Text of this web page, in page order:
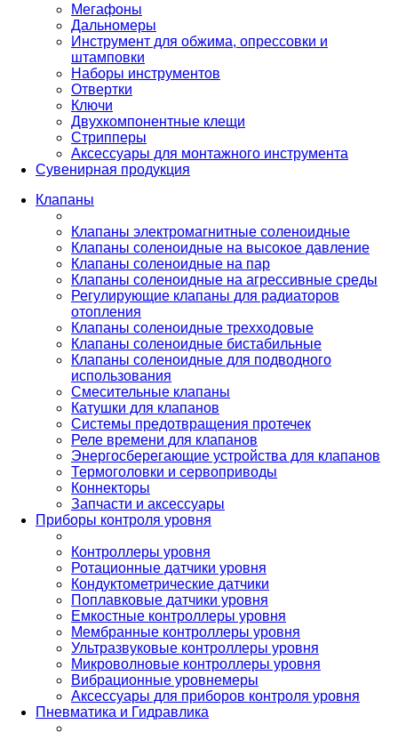
Мегафоны
Дальномеры
Инструмент для обжима, опрессовки и
штамповки
Наборы инструментов
Отвертки
Ключи
Двухкомпонентные клещи
Стрипперы
Аксессуары для монтажного инструмента
Сувенирная продукция
Клапаны
Клапаны электромагнитные соленоидные
Клапаны соленоидные на высокое давление
Клапаны соленоидные на пар
Клапаны соленоидные на агрессивные среды
Регулирующие клапаны для радиаторов
отопления
Клапаны соленоидные трехходовые
Клапаны соленоидные бистабильные
Клапаны соленоидные для подводного
использования
Смесительные клапаны
Катушки для клапанов
Системы предотвращения протечек
Реле времени для клапанов
Энергосберегающие устройства для клапанов
Термоголовки и сервоприводы
Коннекторы
Запчасти и аксессуары
Приборы контроля уровня
Контроллеры уровня
Ротационные датчики уровня
Кондуктометрические датчики
Поплавковые датчики уровня
Емкостные контроллеры уровня
Мембранные контроллеры уровня
Ультразвуковые контроллеры уровня
Микроволновые контроллеры уровня
Вибрационные уровнемеры
Аксессуары для приборов контроля уровня
Пневматика и Гидравлика